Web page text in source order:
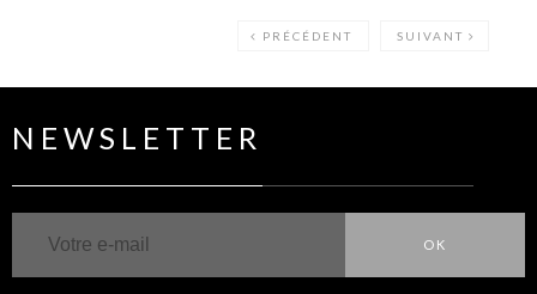
PRÉCÉDENT SUIVANT
NEWSLETTER
OK